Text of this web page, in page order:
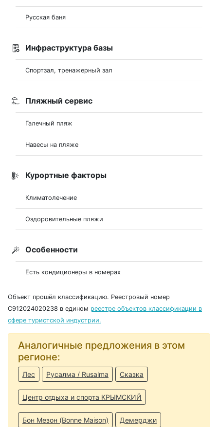
Русская баня
Инфраструктура базы
Спортзал, тренажерный зал
Пляжный сервис
Галечный пляж
Навесы на пляже
Курортные факторы
Климатолечение
Оздоровительные пляжи
Особенности
Есть кондиционеры в номерах
Объект прошёл классификацию. Реестровый номер
С912024020238 в едином реестре объектов классификации в
сфере туристской индустрии.
Аналогичные предложения в этом
регионе:
Лес Русалма / Rusalma Сказка
Центр отдыха и спорта КРЫМСКИЙ
Бон Мезон (Bonne Maison) Демерджи